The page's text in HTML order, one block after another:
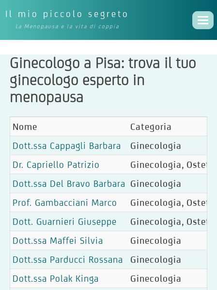
Il mio piccolo segreto
La Menopausa e la vita di coppia
Ginecologo a Pisa: trova il tuo
ginecologo esperto in
menopausa
Nome
Categoria
Dott.ssa Cappagli Barbara
Ginecologia
Dr. Capriello Patrizio
Ginecologia,
Dott.ssa Del Bravo Barbara Ginecologia
Prof. Gambacciani Marco
Ginecologia,
Dott. Guarnieri Giuseppe
Ginecologia,
Dott.ssa Maffei Silvia
Ginecologia
Dott.ssa Parducci Rossana
Ginecologia
Dott.ssa Polak Kinga
Ginecologia